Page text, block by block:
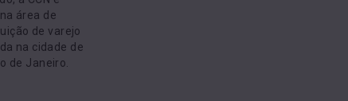
área de
de varejo
na cidade de
de Janeiro.